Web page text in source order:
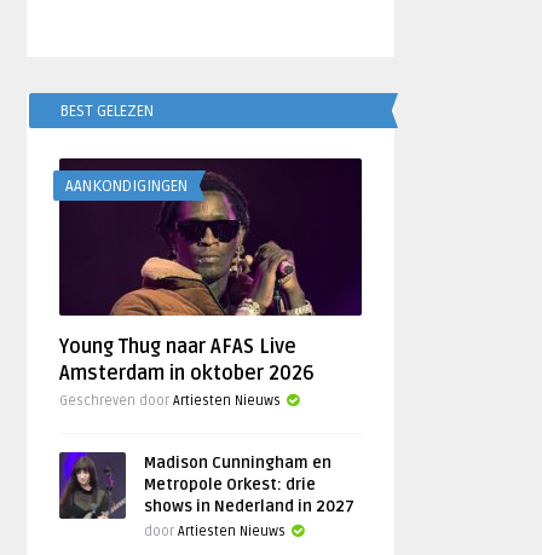
BEST GELEZEN
AANKONDIGINGEN
Young Thug naar AFAS Live
Amsterdam in oktober 2026
Geschreven doorArtiesten Nieuws
Madison Cunningham en
Metropole Orkest: drie
shows in Nederland in 2027
doorArtiesten Nieuws